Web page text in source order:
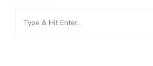
Looking
for